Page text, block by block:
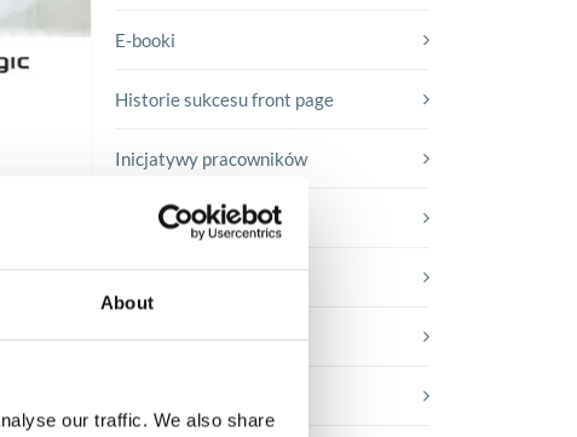
About
our traffic. We also share
E-booki
Historie sukcesu front page
Inicjatywy pracowników
Low-code&no-code
Porady karierowe
Rozwiązania Microsoft